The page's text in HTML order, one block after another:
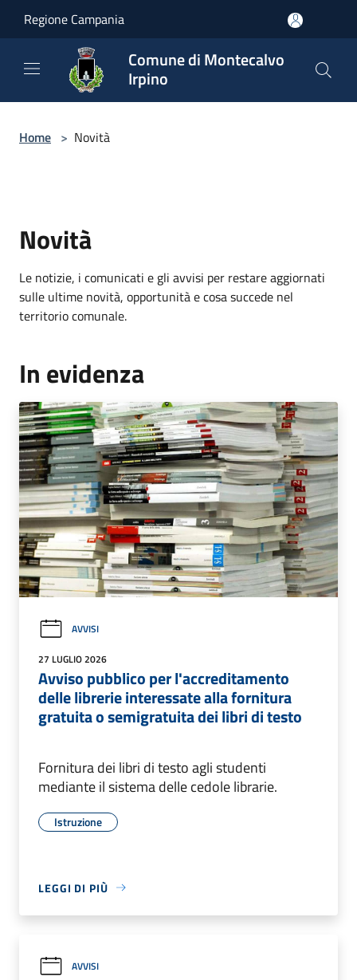
Regione Campania
Comune di Montecalvo
Irpino
Home > Novità
Novità
Le notizie, i comunicati e gli avvisi per restare aggiornati
sulle ultime novità, opportunità e cosa succede nel
territorio comunale.
In evidenza
AVVISI
27 LUGLIO 2026
Avviso pubblico per l'accreditamento
delle librerie interessate alla fornitura
gratuita o semigratuita dei libri di testo
Fornitura dei libri di testo agli studenti
mediante il sistema delle cedole librarie.
Istruzione
LEGGI DI PIÙ
AVVISI